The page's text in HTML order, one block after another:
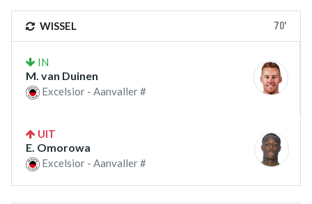
WISSEL 70'
IN
M. van Duinen
Excelsior - Aanvaller #
UIT
E. Omorowa
Excelsior - Aanvaller #